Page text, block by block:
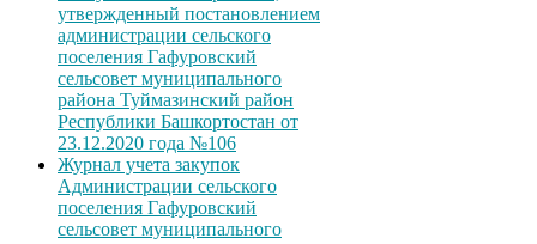
утвержденный постановлением
администрации сельского
поселения Гафуровский
сельсовет муниципального
района Туймазинский район
Республики Башкортостан от
23.12.2020 года №106
Журнал учета закупок
Администрации сельского
поселения Гафуровский
сельсовет муниципального